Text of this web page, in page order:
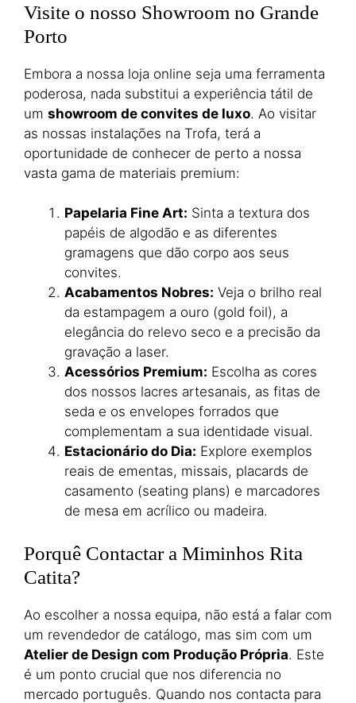
Visite o nosso Showroom no Grande
Porto
Embora a nossa loja online seja uma ferramenta
poderosa, nada substitui a experiência tátil de
um showroom de convites de luxo. Ao visitar
as nossas instalações na Trofa, terá a
oportunidade de conhecer de perto a nossa
vasta gama de materiais premium:
Papelaria Fine Art: Sinta a textura dos
papéis de algodão e as diferentes
gramagens que dão corpo aos seus
convites.
Acabamentos Nobres: Veja o brilho real
da estampagem a ouro (gold foil), a
elegância do relevo seco e a precisão da
gravação a laser.
Acessórios Premium: Escolha as cores
dos nossos lacres artesanais, as fitas de
seda e os envelopes forrados que
complementam a sua identidade visual.
Estacionário do Dia: Explore exemplos
reais de ementas, missais, placards de
casamento (seating plans) e marcadores
de mesa em acrílico ou madeira.
Porquê Contactar a Miminhos Rita
Catita?
Ao escolher a nossa equipa, não está a falar com
um revendedor de catálogo, mas sim com um
Atelier de Design com Produção Própria. Este
é um ponto crucial que nos diferencia no
mercado português. Quando nos contacta para